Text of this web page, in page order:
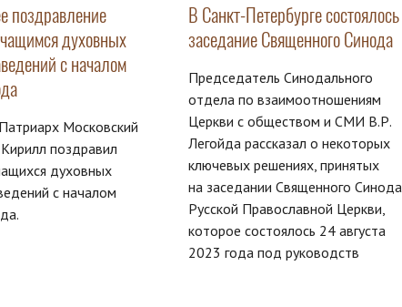
поздравление
духовных
с началом
Московский
поздравил
духовных
с началом
В Санкт-Петербурге состоялось
заседание Священного Синода
Председатель Синодального
отдела по взаимоотношениям
Церкви с обществом и СМИ В.Р.
Легойда рассказал о некоторых
ключевых решениях, принятых
на заседании Священного Синода
Русской Православной Церкви,
которое состоялось 24 августа
2023 года под руководств